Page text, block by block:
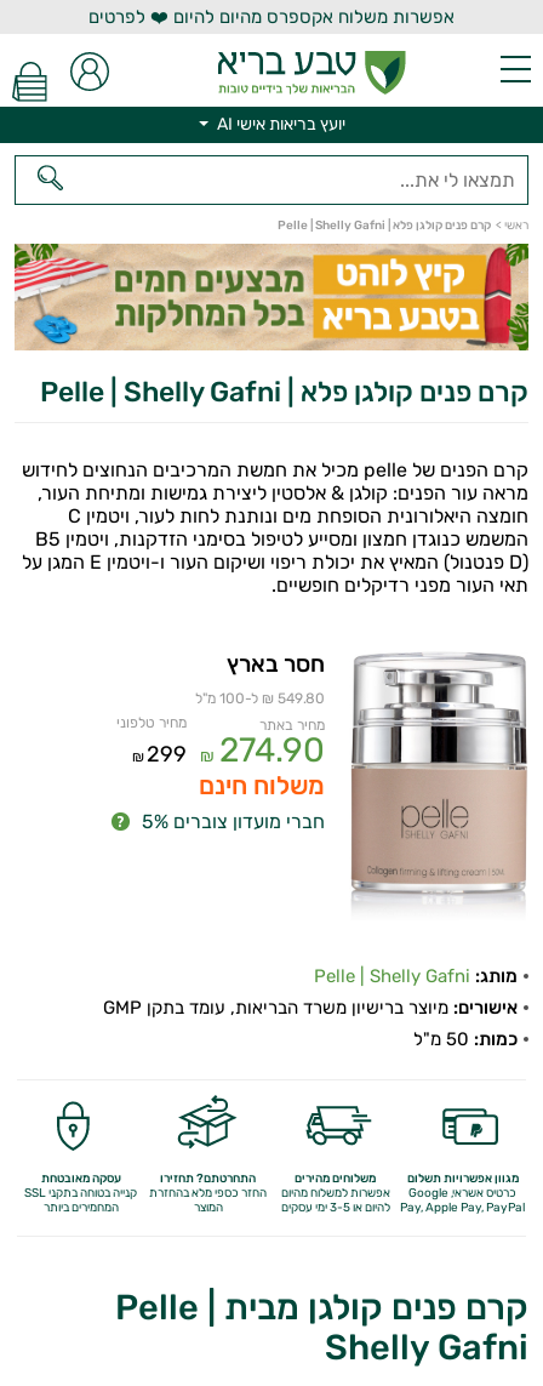
אפשרות משלוח אקספרס מהיום להיום ❤️ לפרטים
יועץ בריאות אישי AI
ראשי > קרם פנים קולגן פלא | Pelle | Shelly Gafni
קרם פנים קולגן פלא | Pelle | Shelly Gafni
קרם הפנים של pelle מכיל את חמשת המרכיבים הנחוצים לחידוש
מראה עור הפנים: קולגן & אלסטין ליצירת גמישות ומתיחת העור,
חומצה היאלורונית הסופחת מים ונותנת לחות לעור, ויטמין C
המשמש כנוגדן חמצון ומסייע לטיפול בסימני הזדקנות, ויטמין B5
(D פנטנול) המאיץ את יכולת ריפוי ושיקום העור ו-ויטמין E המגן על
תאי העור מפני רדיקלים חופשיים.
חסר בארץ
549.80 ₪ ל-100 מ"ל
מחיר באתר
274.90
₪
מחיר טלפוני
299
₪
משלוח חינם
חברי מועדון צוברים 5%
מותג: Pelle | Shelly Gafni
אישורים: מיוצר ברישיון משרד הבריאות, עומד בתקן GMP
כמות:
מגוון אפשרויות תשלום
כרטיס אשראי, Google
Pay,Apple Pay, PayPal
משלוחים מהירים
אפשרות למשלוח מהיום
להיום או 3-5 ימי עסקים
התחרטתם? תחזירו
החזר כספי מלאבהחזרת
המוצר
עסקה מאובטחת
קנייה בטוחה בתקני SSL
המחמירים ביותר
קרם פנים קולגן מבית Pelle |
Shelly Gafni
יועץ בריאות אישי AI